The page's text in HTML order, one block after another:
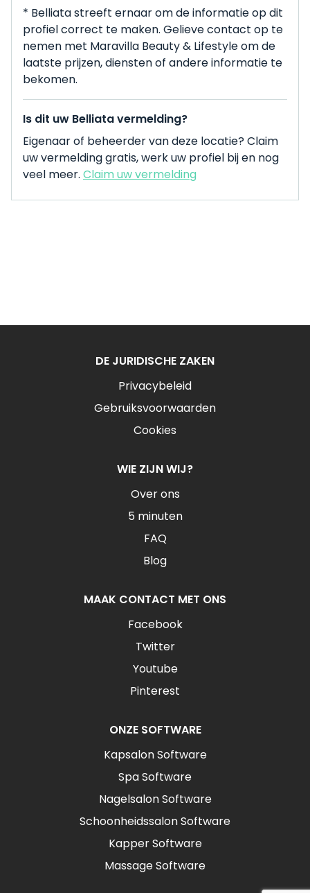
* Belliata streeft ernaar om de informatie op dit
profiel correct te maken. Gelieve contact op te
nemen met Maravilla Beauty & Lifestyle om de
laatste prijzen, diensten of andere informatie te
bekomen.
Is dit uw Belliata vermelding?
Eigenaar of beheerder van deze locatie? Claim
uw vermelding gratis, werk uw profiel bij en nog
veel meer. Claim uw vermelding
DE JURIDISCHE ZAKEN
Privacybeleid
Gebruiksvoorwaarden
Cookies
WIE ZIJN WIJ?
Over ons
5 minuten
FAQ
Blog
MAAK CONTACT MET ONS
Facebook
Twitter
Youtube
Pinterest
ONZE SOFTWARE
Kapsalon Software
Spa Software
Nagelsalon Software
Schoonheidssalon Software
Kapper Software
Massage Software